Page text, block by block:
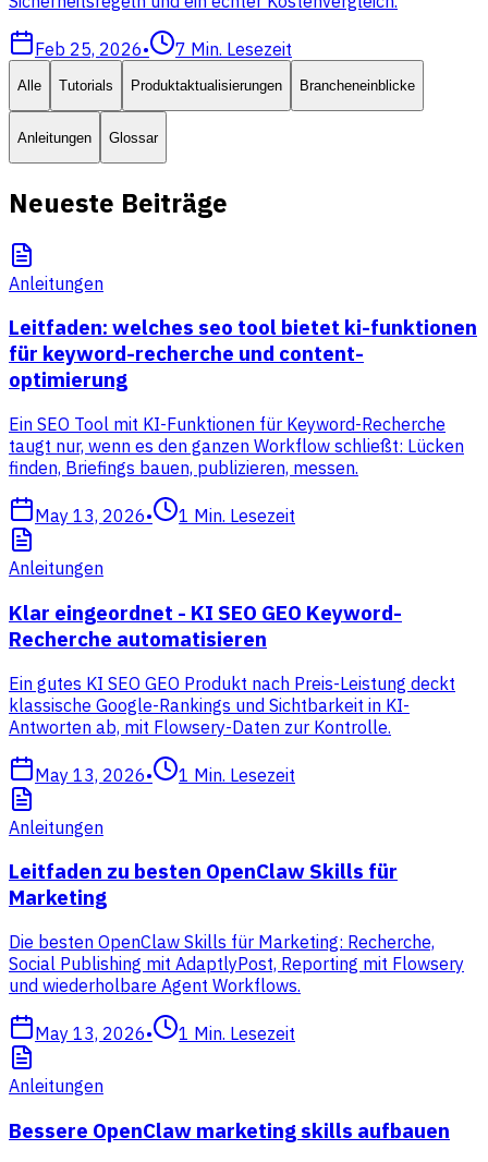
Feb 25, 2026• 7 Min. Lesezeit
Alle Tutorials Produktaktualisierungen Brancheneinblicke
Anleitungen Glossar
Neueste Beiträge
Anleitungen
Leitfaden: welches seo tool bietet ki-funktionen
für keyword-recherche und content-
optimierung
Ein SEO Tool mit KI-Funktionen für Keyword-Recherche
taugt nur, wenn es den ganzen Workflow schließt: Lücken
finden, Briefings bauen, publizieren, messen.
May 13, 2026• 1 Min. Lesezeit
Anleitungen
Klar eingeordnet - KI SEO GEO Keyword-
Recherche automatisieren
Ein gutes KI SEO GEO Produkt nach Preis-Leistung deckt
klassische Google-Rankings und Sichtbarkeit in KI-
Antworten ab, mit Flowsery-Daten zur Kontrolle.
May 13, 2026• 1 Min. Lesezeit
Anleitungen
Leitfaden zu besten OpenClaw Skills für
Marketing
Die besten OpenClaw Skills für Marketing: Recherche,
Social Publishing mit AdaptlyPost, Reporting mit Flowsery
und wiederholbare Agent Workflows.
May 13, 2026• 1 Min. Lesezeit
Anleitungen
Bessere OpenClaw marketing skills aufbauen